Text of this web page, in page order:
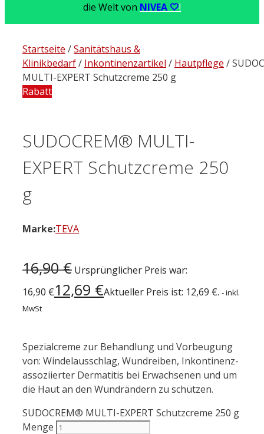
die Welt von NIVEA 🤍!
Startseite /Sanitätshaus &
Klinikbedarf/ Inkontinenzartikel / Hautpflege /
MULTI-EXPERT Schutzcreme 250 g
Rabatt
SUDOCREM® MULTI-
EXPERT Schutzcreme 250
g
Marke:TEVA
16,90€ Ursprünglicher Preis war:
16,90 €12,69 €Aktueller Preis ist: 12,69 €. - inkl.
MwSt
Spezialcreme zur Behandlung und Vorbeugung
von: Windelausschlag, Wundreiben, Inkontinenz-
assoziierter Dermatitis bei Erwachsenen und um
die Haut an den Wundrändern zu schützen.
SUDOCREM® MULTI-EXPERT Schutzcreme 250 g
Menge